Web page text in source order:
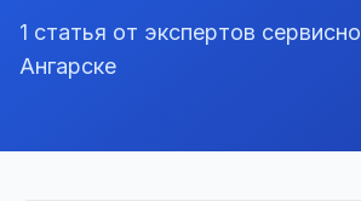
1 статья от экспертов
Ангарске